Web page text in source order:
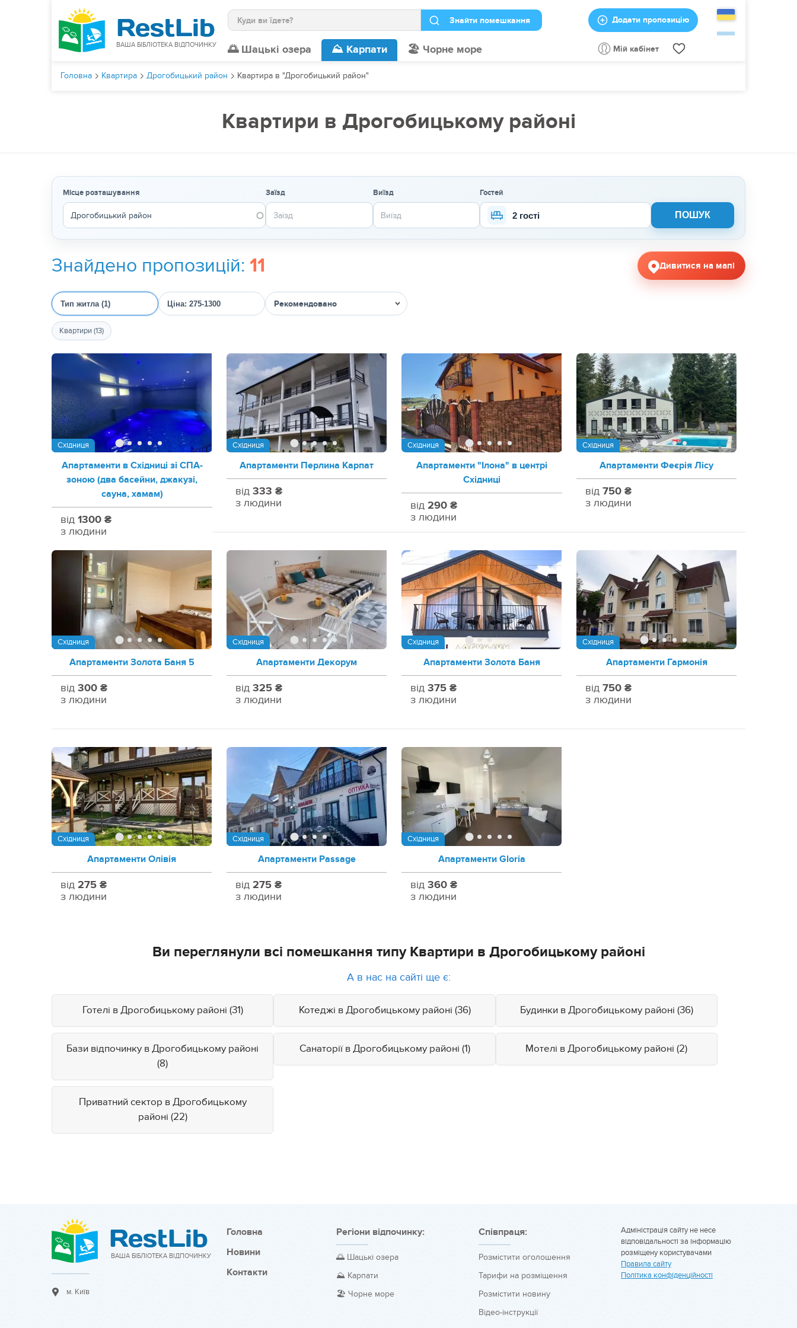
ВАША БІБЛІОТЕКА ВІДПОЧИНКУ
Пошук Додати пропозицію
🌅 Шацькі озера ⛰️ Карпати 🏖️ Чорне море Мій кабінет
Головна Квартира Дрогобицький район Квартира в "Дрогобицький район"
Квартири в Дрогобицькому районі
Місце розташування Заїзд Виїзд Гостей
2 гості
Знайдено пропозицій: 11 Дивитися на мапі
Тип житла (1) Ціна: 275-1300
Сортувати
Квартири (13)
Східниця
Апартаменти в Східниці зі СПА-
зоною (два басейни, джакузі,
сауна, хамам)
від 1300 ₴
з людини
Східниця
Апартаменти Перлина Карпат
від 333 ₴
з людини
Східниця
Апартаменти "Ілона" в центрі
Східниці
від 290 ₴
з людини
Східниця
Апартаменти Феєрія Лісу
від 750 ₴
з людини
Східниця
Апартаменти Золота Баня 5
від 300 ₴
з людини
Східниця
Апартаменти Декорум
від 325 ₴
з людини
Східниця
Апартаменти Золота Баня
від 375 ₴
з людини
Східниця
Апартаменти Гармонія
від 750 ₴
з людини
Східниця
Апартаменти Олівія
від 275 ₴
з людини
Східниця
Апартаменти Passage
від 275 ₴
з людини
Східниця
Апартаменти Gloria
від 360 ₴
з людини
Ви переглянули всі помешкання типу Квартири в Дрогобицькому районі
А в нас на сайті ще є:
Готелі в Дрогобицькому районі (31) Котеджі в Дрогобицькому районі (36) Будинки в Дрогобицькому районі (36)
Бази відпочинку в Дрогобицькому районі
(8)
Санаторії в Дрогобицькому районі (1) Мотелі в Дрогобицькому районі (2)
Приватний сектор в Дрогобицькому
районі (22)
ВАША БІБЛІОТЕКА ВІДПОЧИНКУ
м. Київ
Головна
Новини
Контакти
Регіони відпочинку:
🌅 Шацькі озера
⛰️ Карпати
🏖️ Чорне море
Співпраця:
Розмістити оголошення
Тарифи на розміщення
Розмістити новину
Відео-інструкції
Адміністрація сайту не несе
відповідальності за інформацію
розміщену користувачами
Правила сайту
Політика конфіденційності